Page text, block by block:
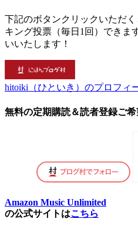
下記のボタンクリックいただ
キング投票（毎日1回）できま
いいたします！
hitoiki（ひといき）のプロフィ
無料の定期購読＆読者登録ご
Amazon Music Unlimited
の公式サイトはこちら